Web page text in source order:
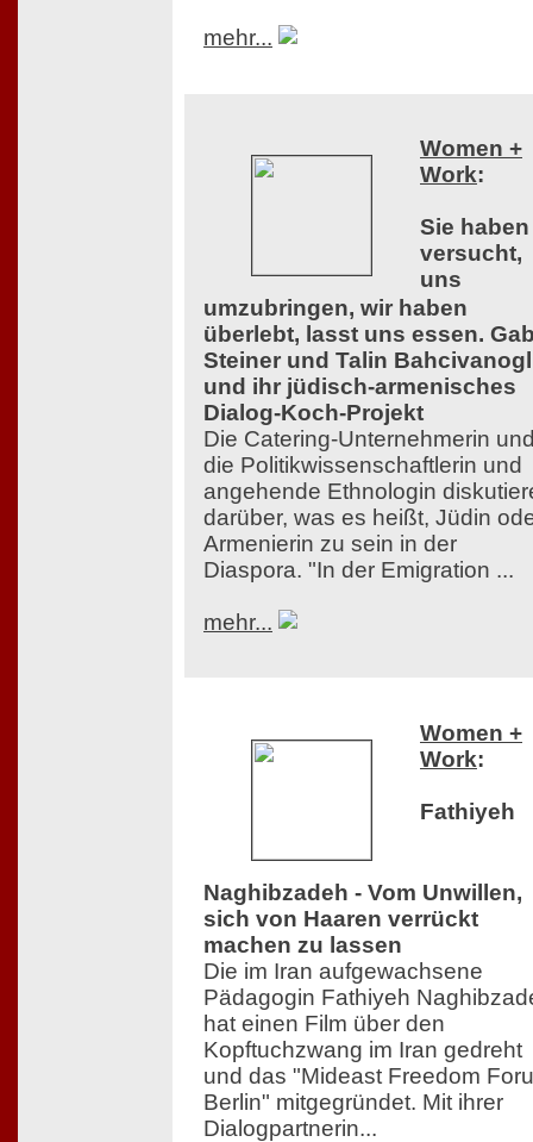
mehr...
Women +
Work:
Sie haben
versucht,
uns
umzubringen, wir haben
überlebt, lasst uns essen.
Steiner und Talin
und ihr jüdisch-armenisches
Dialog-Koch-Projekt
Die Catering-Unternehmerin
die Politikwissenschaftlerin und
angehende Ethnologin
darüber, was es heißt, Jüdin
Armenierin zu sein in der
Diaspora. "In der Emigration ...
mehr...
Women +
Work:
Fathiyeh
Naghibzadeh - Vom Unwillen,
sich von Haaren verrückt
machen zu lassen
Die im Iran aufgewachsene
Pädagogin Fathiyeh
hat einen Film über den
Kopftuchzwang im Iran gedreht
und das "Mideast Freedom
Berlin" mitgegründet. Mit ihrer
Dialogpartnerin...